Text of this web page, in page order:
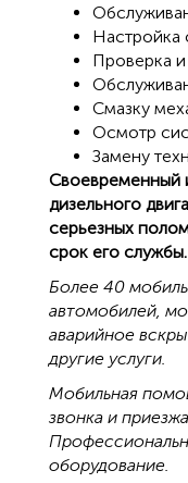
Настройка
Проверка
Смазку
Осмотр
Замену
Своевременный
дизельного
серьезных
срок его службы.
Более 40
автомобилей,
аварийное
другие услуги.
Мобильная
звонка и
оборудование.